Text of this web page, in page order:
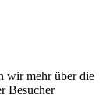
wir mehr über die
Besucher